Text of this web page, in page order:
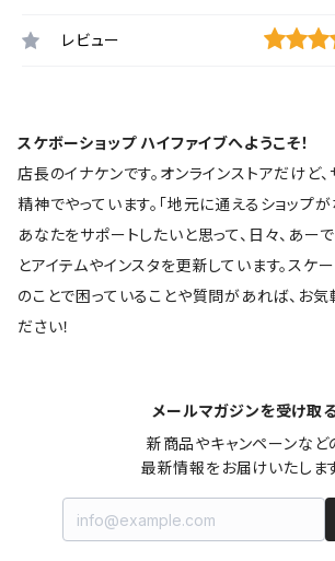
レビュー
スケボーショップ ハイファイブへようこそ！
店長のイナケンです。オンラインストアだけど
精神でやっています。「地元に通えるショップ
あなたをサポートしたいと思って、日々、あー
とアイテムやインスタを更新しています。スケ
のことで困っていることや質問があれば、お
ださい！
メールマガジンを受け取
新商品やキャンペーンなど
最新情報をお届けいたします